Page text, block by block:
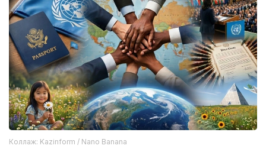
Коллаж: Kazinform / Nano Banana